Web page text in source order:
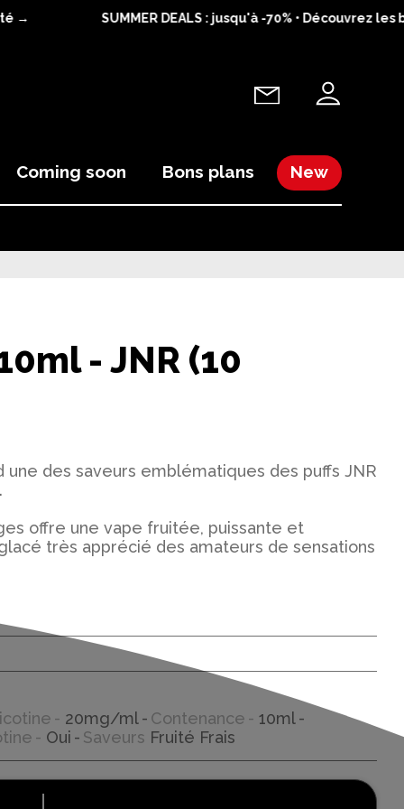
→ SUMMER DEALS : jusqu'à -70% • Découvrez les
New
Bons plans
Coming soon
- JNR (10
des saveurs emblématiques des puffs JNR
offre une vape fruitée, puissante et
très apprécié des amateurs de sensations
20mg/ml Contenance
10ml
Oui Saveurs Fruité Frais